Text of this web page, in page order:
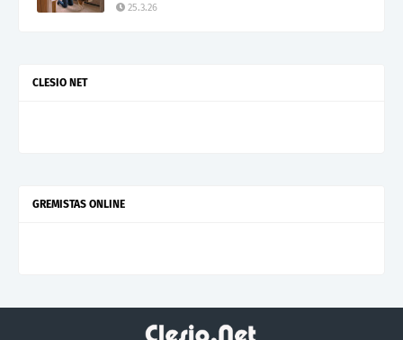
25.3.26
CLESIO NET
GREMISTAS ONLINE